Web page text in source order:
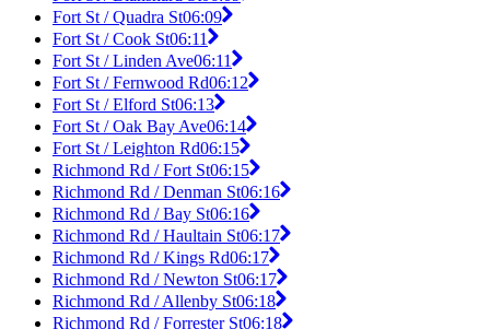
Fort St / Quadra St06:09
Fort St / Cook St06:11
Fort St / Linden Ave06:11
Fort St / Fernwood Rd06:12
Fort St / Elford St06:13
Fort St / Oak Bay Ave06:14
Fort St / Leighton Rd06:15
Richmond Rd / Fort St06:15
Richmond Rd / Denman St06:16
Richmond Rd / Bay St06:16
Richmond Rd / Haultain St06:17
Richmond Rd / Kings Rd06:17
Richmond Rd / Newton St06:17
Richmond Rd / Allenby St06:18
Richmond Rd / Forrester St06:18